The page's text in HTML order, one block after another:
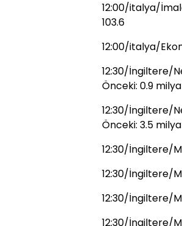
12:00/italya/
103.6
12:00/italya/
12:30/İngiltere/
Önceki: 0.9
12:30/İngiltere/
Önceki: 3.5
12:30/İngiltere/
12:30/İngiltere/
12:30/İngiltere/
12:30/İngiltere/